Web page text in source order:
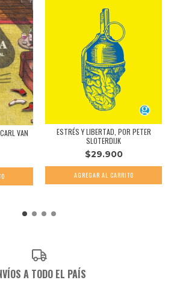
VAN
ESTRÉS Y LIBERTAD, POR PETER
SLOTERDIJK
$29.900
A TODO EL PAÍS